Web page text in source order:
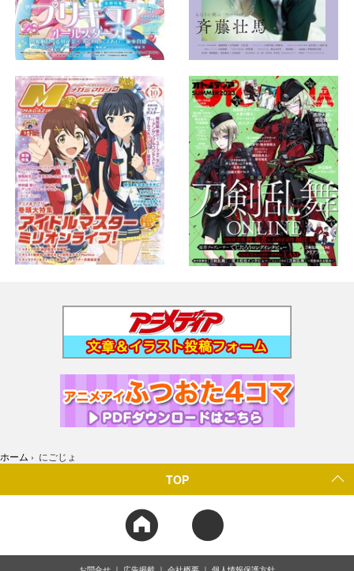
ホーム › にごじょ
TOP